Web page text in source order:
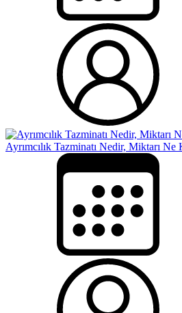
Ayrımcılık Tazminatı Nedir, Miktarı Ne